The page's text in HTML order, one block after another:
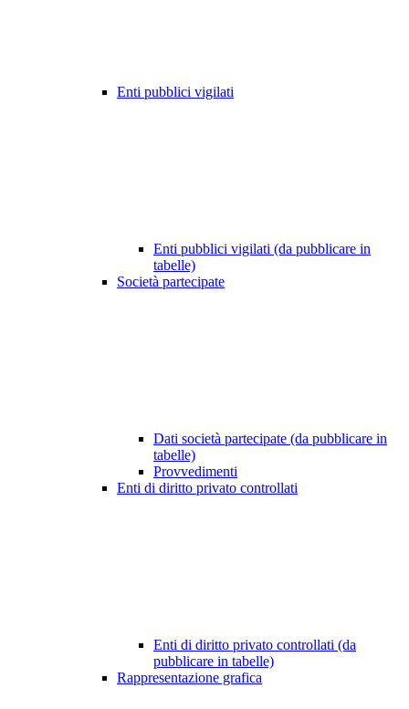
Enti pubblici vigilati
Enti pubblici vigilati (da pubblicare in
tabelle)
Società partecipate
Dati società partecipate (da pubblicare in
tabelle)
Provvedimenti
Enti di diritto privato controllati
Enti di diritto privato controllati (da
pubblicare in tabelle)
Rappresentazione grafica